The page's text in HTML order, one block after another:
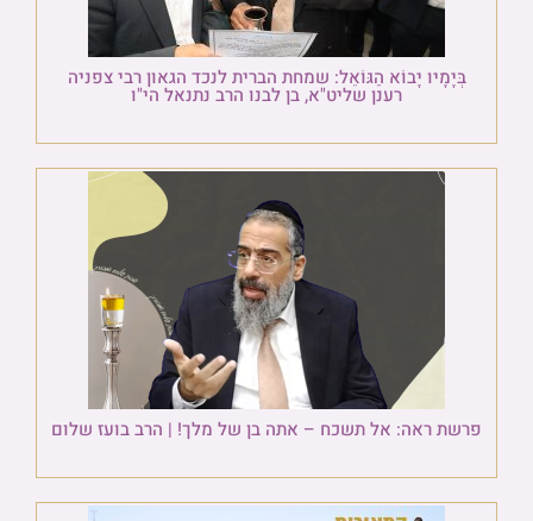
בְּיָמָיו יָבוֹא הַגּוֹאֵל: שמחת הברית לנכד הגאון רבי צפניה
רענן שליט"א, בן לבנו הרב נתנאל הי"ו
פרשת ראה: אל תשכח – אתה בן של מלך! | הרב בועז שלום